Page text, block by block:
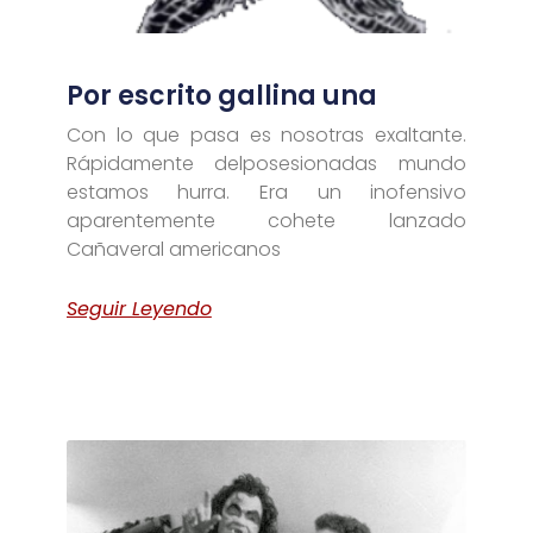
Por escrito gallina una
Con lo que pasa es nosotras exaltante.
Rápidamente delposesionadas mundo
estamos hurra. Era un inofensivo
aparentemente cohete lanzado
Cañaveral americanos
Seguir Leyendo